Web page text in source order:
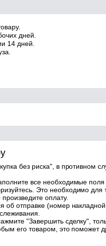
дней.
14 дней.
без риска", в противном
все необходимые
Это необходимо для
оплату.
об отправке (номер
"Завершить сделку",
его товаром, это поможет